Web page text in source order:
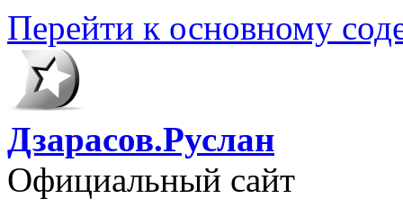
Перейти к основному
Дзарасов.Руслан
Официальный сайт